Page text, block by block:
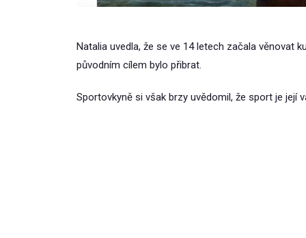
Natalia uvedla, že se ve 14 letech začala věnovat
původním cílem bylo přibrat.
Sportovkyně si však brzy uvědomil, že sport je její